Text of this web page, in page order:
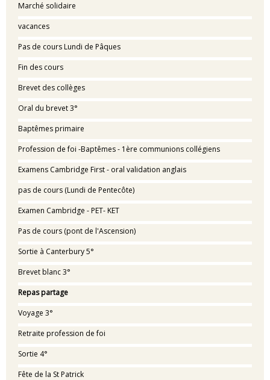
Marché solidaire
vacances
Pas de cours Lundi de Pâques
Fin des cours
Brevet des collèges
Oral du brevet 3°
Baptêmes primaire
Profession de foi -Baptêmes - 1ère communions collégiens
Examens Cambridge First - oral validation anglais
pas de cours (Lundi de Pentecôte)
Examen Cambridge - PET- KET
Pas de cours (pont de l'Ascension)
Sortie à Canterbury 5°
Brevet blanc 3°
Repas partage
Voyage 3°
Retraite profession de foi
Sortie 4°
Fête de la St Patrick